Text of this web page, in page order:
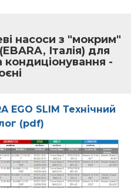
насоси з "мокрим"
Італія) для
-
EGO SLIM Технічний
(pdf)